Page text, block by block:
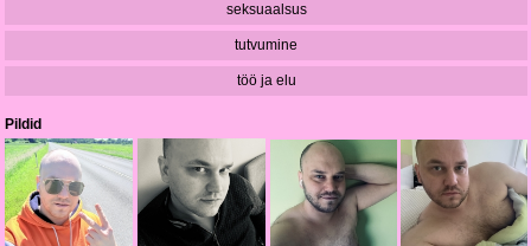
seksuaalsus
tutvumine
töö ja elu
Pildid